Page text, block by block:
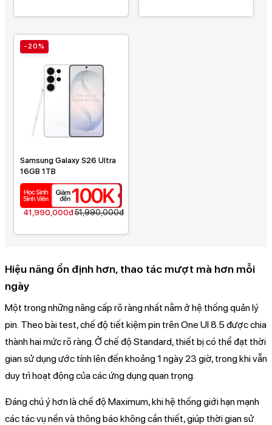
-20%
Samsung Galaxy S26 Ultra
16GB 1TB
41,990,000đ51,990,000đ
Hiệu năng ổn định hơn, thao tác mượt mà hơn mỗi
ngày
Một trong những nâng cấp rõ ràng nhất nằm ở hệ thống quản lý
pin. Theo bài test, chế độ tiết kiệm pin trên One UI 8.5 được chia
thành hai mức rõ ràng. Ở chế độ Standard, thiết bị có thể đạt thời
gian sử dụng ước tính lên đến khoảng 1 ngày 23 giờ, trong khi vẫn
duy trì hoạt động của các ứng dụng quan trọng.
Đáng chú ý hơn là chế độ Maximum, khi hệ thống giới hạn mạnh
các tác vụ nền và thông báo không cần thiết, giúp thời gian sử